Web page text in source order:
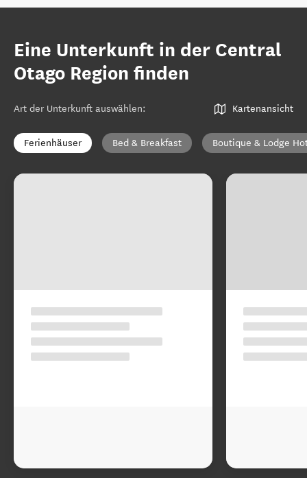
Eine Unterkunft in der Central
Otago Region finden
Art der Unterkunft auswählen: Kartenansicht
Ferienhäuser Bed & Breakfast Boutique & Lodge